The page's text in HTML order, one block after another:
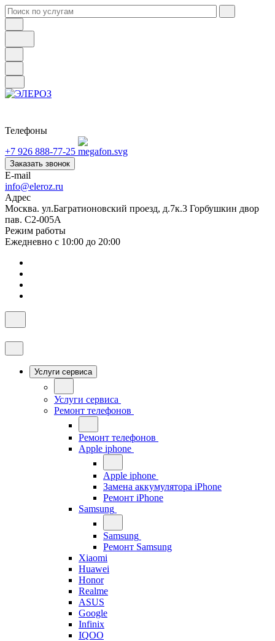
Телефоны
+7 926 888-77-25
Заказать звонок
E-mail
info@eleroz.ru
Адрес
Москва. ул.Багратионовский проезд, д.7к.3 Горбушкин двор
пав. C2-005A
Режим работы
Ежедневно с 10:00 до 20:00
Услуги сервиса
Услуги сервиса
Ремонт телефонов
Ремонт телефонов
Apple iphone
Apple iphone
Замена аккумулятора iPhone
Ремонт iPhone
Samsung
Samsung
Ремонт Samsung
Xiaomi
Huawei
Honor
Realme
ASUS
Google
Infinix
IQOO